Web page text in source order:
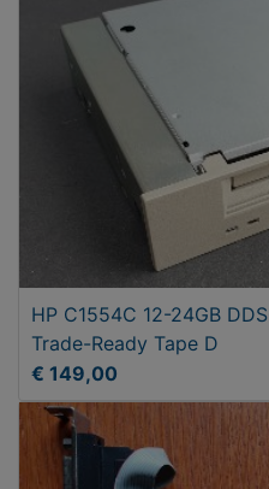
HP C1554C 12-24GB
Trade-Ready Tape D
€ 149,00